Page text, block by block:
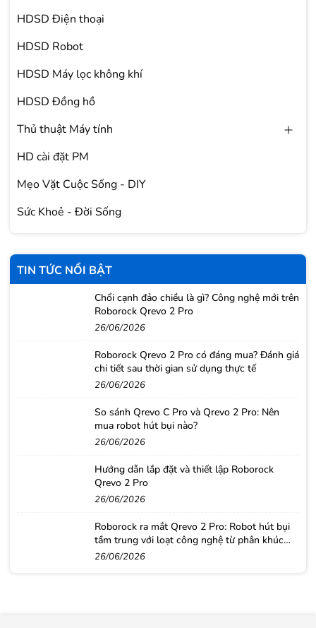
HDSD Điện thoại
HDSD Robot
HDSD Máy lọc không khí
HDSD Đồng hồ
Thủ thuật Máy tính
HD cài đặt PM
Mẹo Vặt Cuộc Sống - DIY
Sức Khoẻ - Đời Sống
TIN TỨC NỔI BẬT
Chổi cạnh đảo chiều là gì? Công nghệ mới trên
Roborock Qrevo 2 Pro
26/06/2026
Roborock Qrevo 2 Pro có đáng mua? Đánh giá
chi tiết sau thời gian sử dụng thực tế
26/06/2026
So sánh Qrevo C Pro và Qrevo 2 Pro: Nên
mua robot hút bụi nào?
26/06/2026
Hướng dẫn lắp đặt và thiết lập Roborock
Qrevo 2 Pro
26/06/2026
Roborock ra mắt Qrevo 2 Pro: Robot hút bụi
tầm trung với loạt công nghệ từ phân khúc
cao cấp
26/06/2026